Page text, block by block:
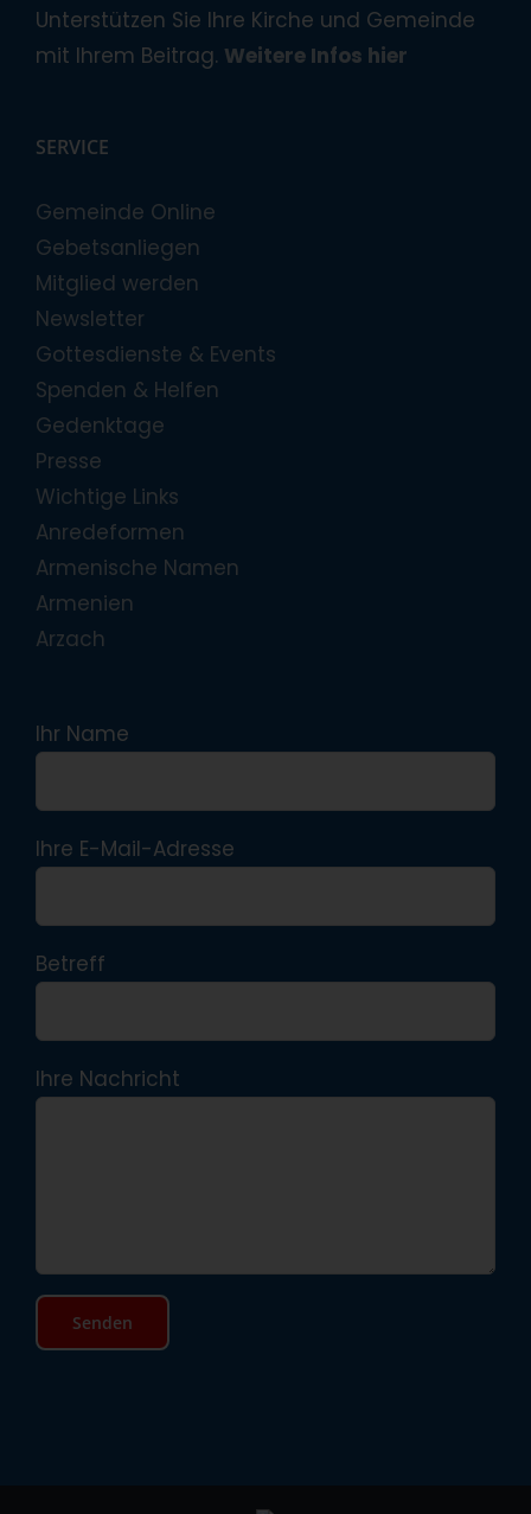
Unterstützen Sie Ihre Kirche und Gemeinde
mit Ihrem Beitrag. Weitere Infos hier
SERVICE
Gemeinde Online
Gebetsanliegen
Mitglied werden
Newsletter
Gottesdienste & Events
Spenden & Helfen
Gedenktage
Presse
Wichtige Links
Anredeformen
Armenische Namen
Armenien
Arzach
Ihr Name
Ihre E-Mail-Adresse
Betreff
Ihre Nachricht